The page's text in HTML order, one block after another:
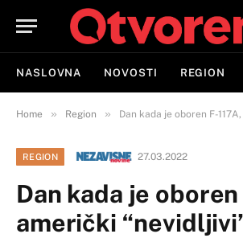
NASLOVNA NOVOSTI REGION
Home » Region » Dan kada je oboren F-117A,
REGION 27.03.2022
Dan kada je oboren
američki